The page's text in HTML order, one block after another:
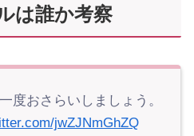
は誰か考察
度おさらいしましょう。
jwZJNmGhZQ